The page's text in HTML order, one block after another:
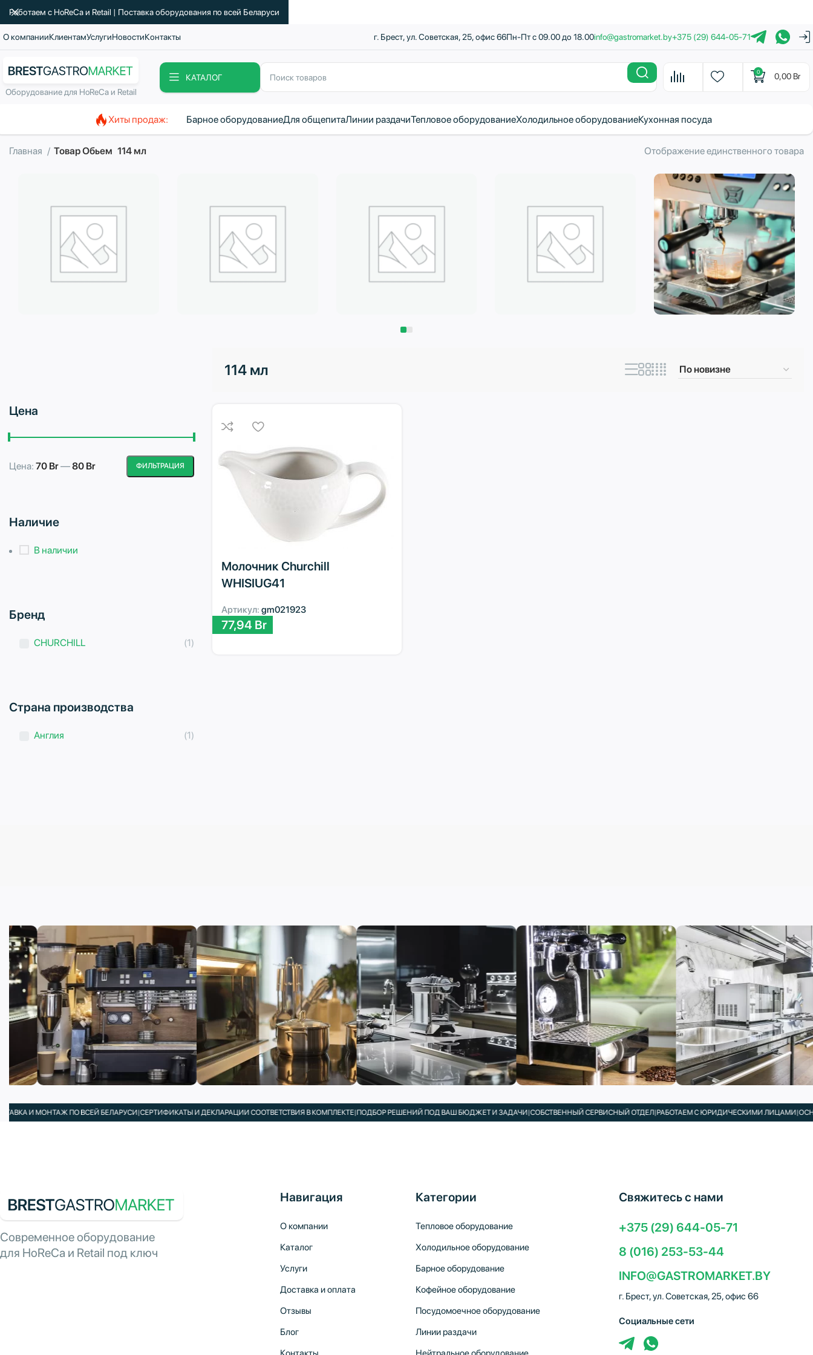
О компанииКлиентамУслугиНовостиКонтакты г. Брест, ул. Советская, 25, офис 66Пн-Пт с 09.00 до 18.00info@gastromarket.by+375 (29) 644-05-71
Оборудование для HoReCa и Retail
КАТАЛОГ
0 0,00 Br
Хиты продаж: Барное оборудованиеДля общепитаЛинии раздачиТепловое оборудованиеХолодильное оборудованиеКухонная посуда
Главная Товар Обьем 114 мл Отображение единственного товара
Цена
Минимальная
Максимальная
ФИЛЬТРАЦИЯ
Цена: 70 Br—80 Br
Наличие
В наличии
Бренд
CHURCHILL (1)
Страна производства
Англия (1)
114 мл
Молочник Churchill
WHISIUG41
Артикул: gm021923
77,94 Br
И МОНТАЖ ПО ВСЕЙ БЕЛАРУСИ|СЕРТИФИКАТЫ И ДЕКЛАРАЦИИ СООТВЕТСТВИЯ В КОМПЛЕКТЕ|ПОДБОР РЕШЕНИЙ ПОД ВАШ БЮДЖЕТ И ЗАДАЧИ|СОБСТВЕННЫЙ СЕРВИСНЫЙ ОТДЕЛ|РАБОТАЕМ С ЮРИДИЧЕСКИМИ ЛИЦАМИ|
Современное оборудование
для HoReCa и Retail под ключ
Навигация
О компании
Каталог
Услуги
Доставка и оплата
Отзывы
Блог
Категории
Тепловое оборудование
Холодильное оборудование
Барное оборудование
Кофейное оборудование
Посудомоечное оборудование
Линии раздачи
Свяжитесь с нами
+375 (29) 644-05-71
8 (016) 253-53-44
INFO@GASTROMARKET.BY
г. Брест, ул. Советская, 25, офис 66
Социальные сети
Работаем с HoReCa и Retail | Поставка оборудования по всей Беларуси